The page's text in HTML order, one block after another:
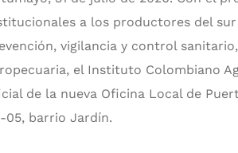
a los productores del
vigilancia y control
el Instituto Colombiano
de la nueva Oficina Local de
05, barrio Jardín.